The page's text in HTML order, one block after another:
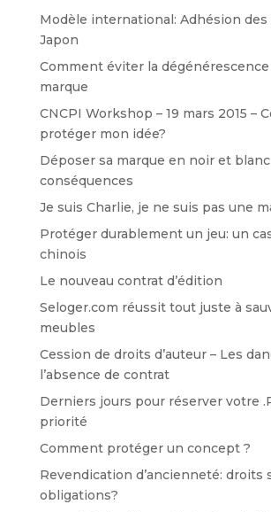
Modèle international: Adhésion des
Japon
Comment éviter la dégénérescence
marque
CNCPI Workshop – 19 mars 2015 –
protéger mon idée?
Déposer sa marque en noir et
conséquences
Je suis Charlie, je ne suis pas une
Protéger durablement un jeu: un
chinois
Le nouveau contrat d’édition
Seloger.com réussit tout juste à
meubles
Cession de droits d’auteur – Les
l’absence de contrat
Derniers jours pour réserver votre
priorité
Comment protéger un concept ?
Revendication d’ancienneté: droits
obligations?